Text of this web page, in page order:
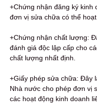
+Chứng nhận đăng ký kinh
đơn vị sửa chữa có thể
+Chứng nhận chất lượng:
đánh giá độc lập cấp cho
chất lượng nhất định.
+Giấy phép sửa chữa: Đây
Nhà nước cho phép đơn vị
các hoạt động kinh doanh